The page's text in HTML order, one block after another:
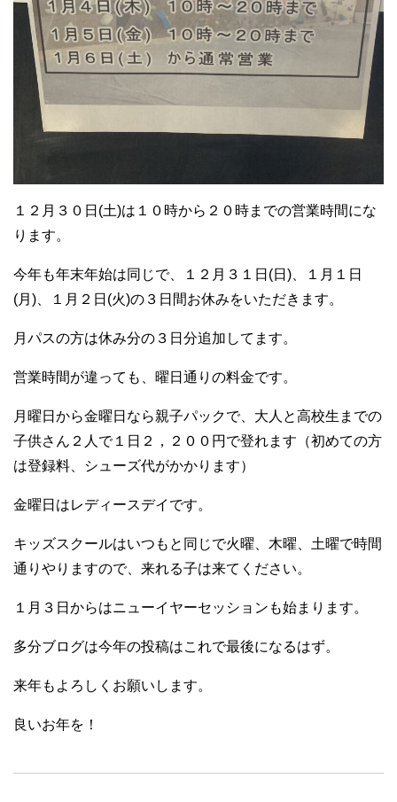
１２月３０日(土)は１０時から２０時までの営業時間にな
ります。
今年も年末年始は同じで、１２月３１日(日)、１月１日
(月)、１月２日(火)の３日間お休みをいただきます。
月パスの方は休み分の３日分追加してます。
営業時間が違っても、曜日通りの料金です。
月曜日から金曜日なら親子パックで、大人と高校生までの
子供さん２人で１日２，２００円で登れます（初めての方
は登録料、シューズ代がかかります）
金曜日はレディースデイです。
キッズスクールはいつもと同じで火曜、木曜、土曜で時間
通りやりますので、来れる子は来てください。
１月３日からはニューイヤーセッションも始まります。
多分ブログは今年の投稿はこれで最後になるはず。
来年もよろしくお願いします。
良いお年を！